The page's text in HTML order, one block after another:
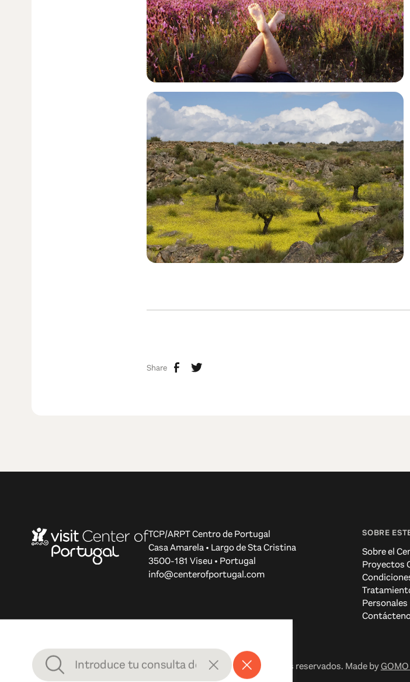
Share
TCP/ARPT Centro de Portugal
Casa Amarela • Largo de Sta Cristina
3500-181 Viseu • Portugal
info@centerofportugal.com
SOBRE
Sobre el
Proyectos
Personales
© 2012-2026 TCP/ARPT Centro de Portugal. Todos los derechos reservados. Made by